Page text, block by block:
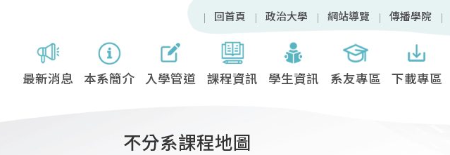
回首頁 政治大學 網站導覽 傳播學院
最新消息 本系簡介 入學管道 課程資訊 學生資訊 系友專區 下載專區
不分系課程地圖